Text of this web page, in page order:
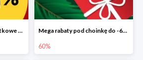
Wyprzedaż -70%+dodatkowe 10% Mega rabaty pod choinkę do -60%
60%